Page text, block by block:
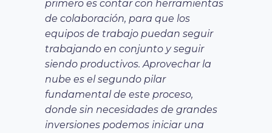
primero es contar con herramientas
de colaboración, para que los
equipos de trabajo puedan seguir
trabajando en conjunto y seguir
siendo productivos. Aprovechar la
nube es el segundo pilar
fundamental de este proceso,
donde sin necesidades de grandes
inversiones podemos iniciar una